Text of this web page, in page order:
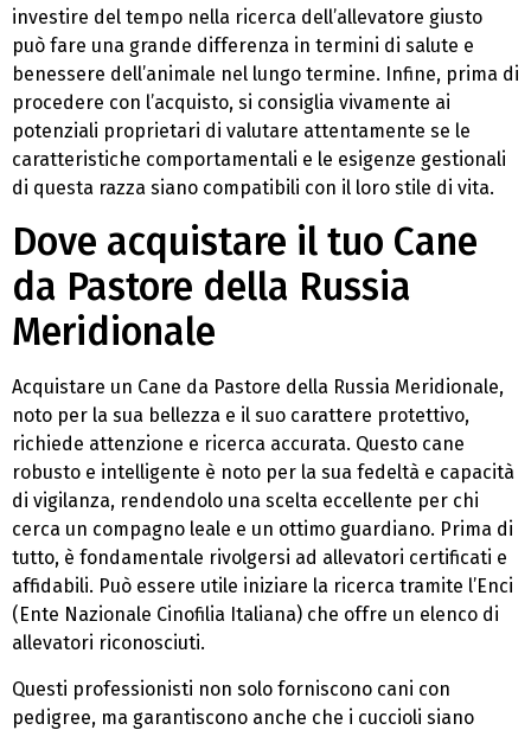
investire del tempo nella ricerca dell’allevatore giusto
può fare una grande differenza in termini di salute e
benessere dell’animale nel lungo termine. Infine, prima di
procedere con l’acquisto, si consiglia vivamente ai
potenziali proprietari di valutare attentamente se le
caratteristiche comportamentali e le esigenze gestionali
di questa razza siano compatibili con il loro stile di vita.
Dove acquistare il tuo Cane
da Pastore della Russia
Meridionale
Acquistare un Cane da Pastore della Russia Meridionale,
noto per la sua bellezza e il suo carattere protettivo,
richiede attenzione e ricerca accurata. Questo cane
robusto e intelligente è noto per la sua fedeltà e capacità
di vigilanza, rendendolo una scelta eccellente per chi
cerca un compagno leale e un ottimo guardiano. Prima di
tutto, è fondamentale rivolgersi ad allevatori certificati e
affidabili. Può essere utile iniziare la ricerca tramite l’Enci
(Ente Nazionale Cinofilia Italiana) che offre un elenco di
allevatori riconosciuti.
Questi professionisti non solo forniscono cani con
pedigree, ma garantiscono anche che i cuccioli siano